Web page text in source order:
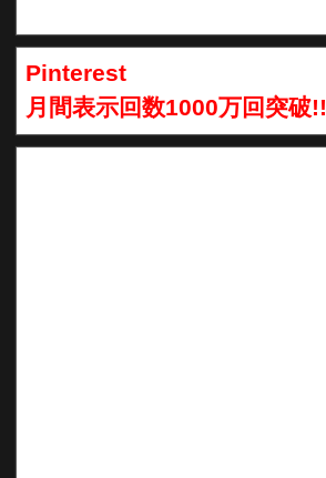
Pinterest
月間表示回数1000万回突破!!